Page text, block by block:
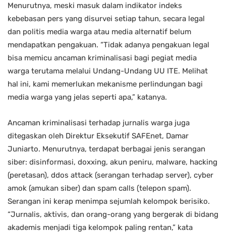
Menurutnya, meski masuk dalam indikator indeks
kebebasan pers yang disurvei setiap tahun, secara legal
dan politis media warga atau media alternatif belum
mendapatkan pengakuan. “Tidak adanya pengakuan legal
bisa memicu ancaman kriminalisasi bagi pegiat media
warga terutama melalui Undang-Undang UU ITE. Melihat
hal ini, kami memerlukan mekanisme perlindungan bagi
media warga yang jelas seperti apa,” katanya.
Ancaman kriminalisasi terhadap jurnalis warga juga
ditegaskan oleh Direktur Eksekutif SAFEnet, Damar
Juniarto. Menurutnya, terdapat berbagai jenis serangan
siber: disinformasi, doxxing, akun peniru, malware, hacking
(peretasan), ddos attack (serangan terhadap server), cyber
amok (amukan siber) dan spam calls (telepon spam).
Serangan ini kerap menimpa sejumlah kelompok berisiko.
“Jurnalis, aktivis, dan orang-orang yang bergerak di bidang
akademis menjadi tiga kelompok paling rentan,” kata